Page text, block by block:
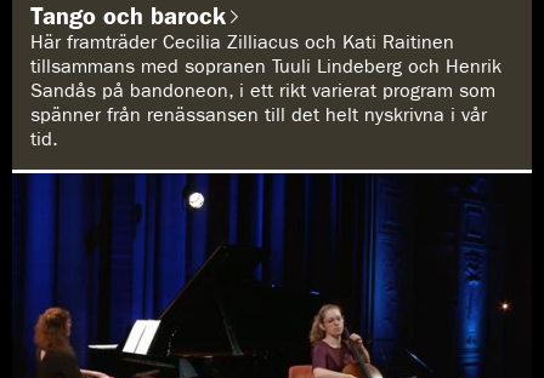
Tango och barock
Här framträder Cecilia Zilliacus och Kati Raitinen
tillsammans med sopranen Tuuli Lindeberg och Henrik
Sandås på bandoneon, i ett rikt varierat program som
spänner från renässansen till det helt nyskrivna i vår
tid.